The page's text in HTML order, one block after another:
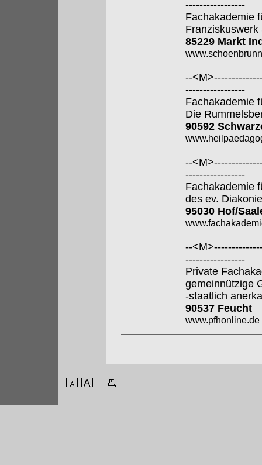
-----------------
Fachakademie
Franziskuswerk
85229 Markt
--
-----------------
Fachakademie
Die
90592
--
-----------------
Fachakademie
des ev.
95030 Hof/
--
-----------------
Private
gemeinnützige
-staatlich
90537 Feucht
www.pfhonline.de